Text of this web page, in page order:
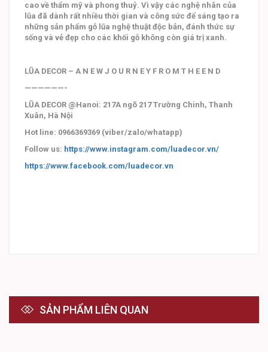
cao về thẩm mỹ và phong thuỷ. Vì vậy các nghệ nhân của
lũa đã dành rất nhiều thời gian và công sức để sáng tạo ra
những sản phẩm gỗ lũa nghệ thuật độc bản, đánh thức sự
sống và vẻ đẹp cho các khối gỗ không còn giá trị xanh.
LŨA DECOR – A N E W J O U R N E Y F R O M T H E E N D
——————-
LŨA DECOR @Hanoi: 217A ngõ 217 Trường Chinh, Thanh
Xuân, Hà Nội
Hot line: 0966369369 (viber/zalo/whatapp)
Follow us: https://www.instagram.com/luadecor.vn/
https://www.facebook.com/luadecor.vn
SẢN PHẨM LIÊN QUAN